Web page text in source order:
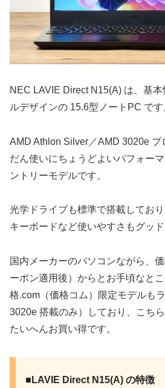
NEC LAVIE Direct N15(A) は、基
ルデザインの 15.6型ノートPC です
AMD Athlon Silver／AMD 3020e プ
だん使いにちょうどよいパフォー
ントリーモデルです。
光学ドライブも標準で搭載してお
キーボードなど使いやすさもグッド
国内メーカーのパソコンながら、
ーポン適用後）からとお手頃なと
格.com（価格コム）限定モデルも
3020e 搭載のみ）しており、こち
たいへんお買い得です。
■LAVIE Direct N15(A) の特徴